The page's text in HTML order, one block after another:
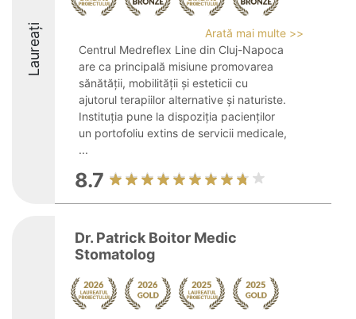
Laureați
Arată mai multe >>
Centrul Medreflex Line din Cluj-Napoca
are ca principală misiune promovarea
sănătății, mobilității și esteticii cu
ajutorul terapiilor alternative și naturiste.
Instituția pune la dispoziția pacienților
un portofoliu extins de servicii medicale,
...
8.7
Dr. Patrick Boitor Medic
Stomatolog